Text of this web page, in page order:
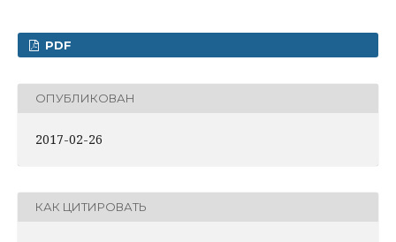
PDF
ОПУБЛИКОВАН
2017-02-26
КАК ЦИТИРОВАТЬ